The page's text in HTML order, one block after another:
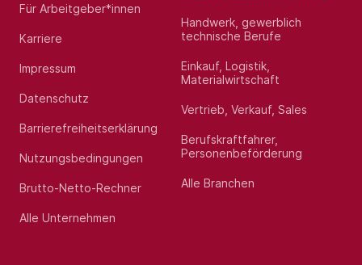
Für Arbeitgeber*innen
Karriere
Impressum
Datenschutz
Barrierefreiheitserklärung
Nutzungsbedingungen
Brutto-Netto-Rechner
Alle Unternehmen
Handwerk, gewerblich
technische Berufe
Einkauf, Logistik,
Materialwirtschaft
Vertrieb, Verkauf, Sales
Berufskraftfahrer,
Personenbeförderung
Alle Branchen